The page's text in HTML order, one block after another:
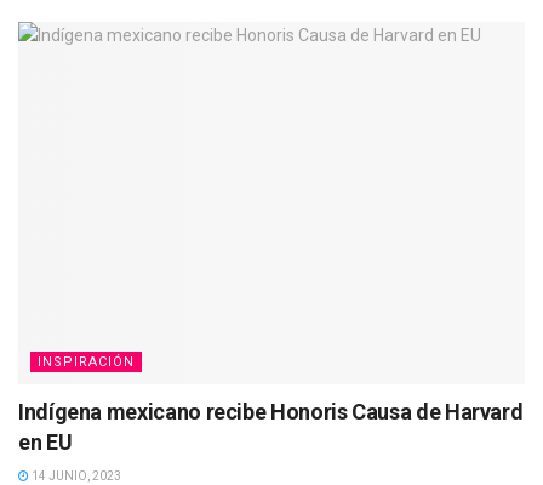
INSPIRACIÓN
Indígena mexicano recibe Honoris Causa de Harvard
en EU
14 JUNIO, 2023